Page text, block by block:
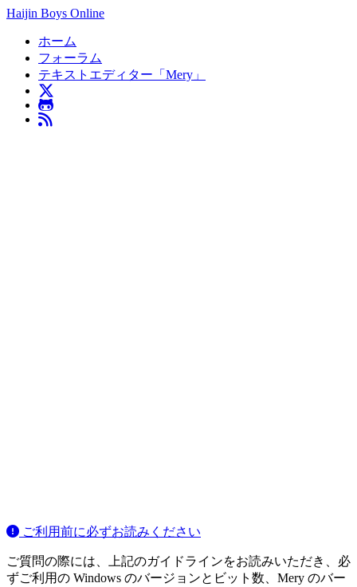
Haijin Boys Online
ホーム
フォーラム
テキストエディター「Mery」
ご利用前に必ずお読みください
ご質問の際には、上記のガイドラインをお読みいただき、必
ずご利用の Windows のバージョンとビット数、Mery のバー